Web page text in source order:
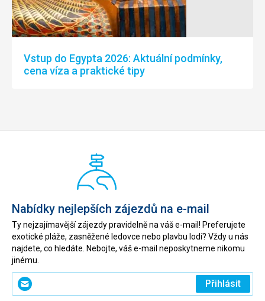
Vstup do Egypta 2026: Aktuální podmínky,
cena víza a praktické tipy
Nabídky nejlepších zájezdů na e-mail
Ty nejzajímavější zájezdy pravidelně na váš e-mail! Preferujete
exotické pláže, zasněžené ledovce nebo plavbu lodí? Vždy u nás
najdete, co hledáte. Nebojte, váš e-mail neposkytneme nikomu
jinému.
Zadejte
svůj
Přihlásit